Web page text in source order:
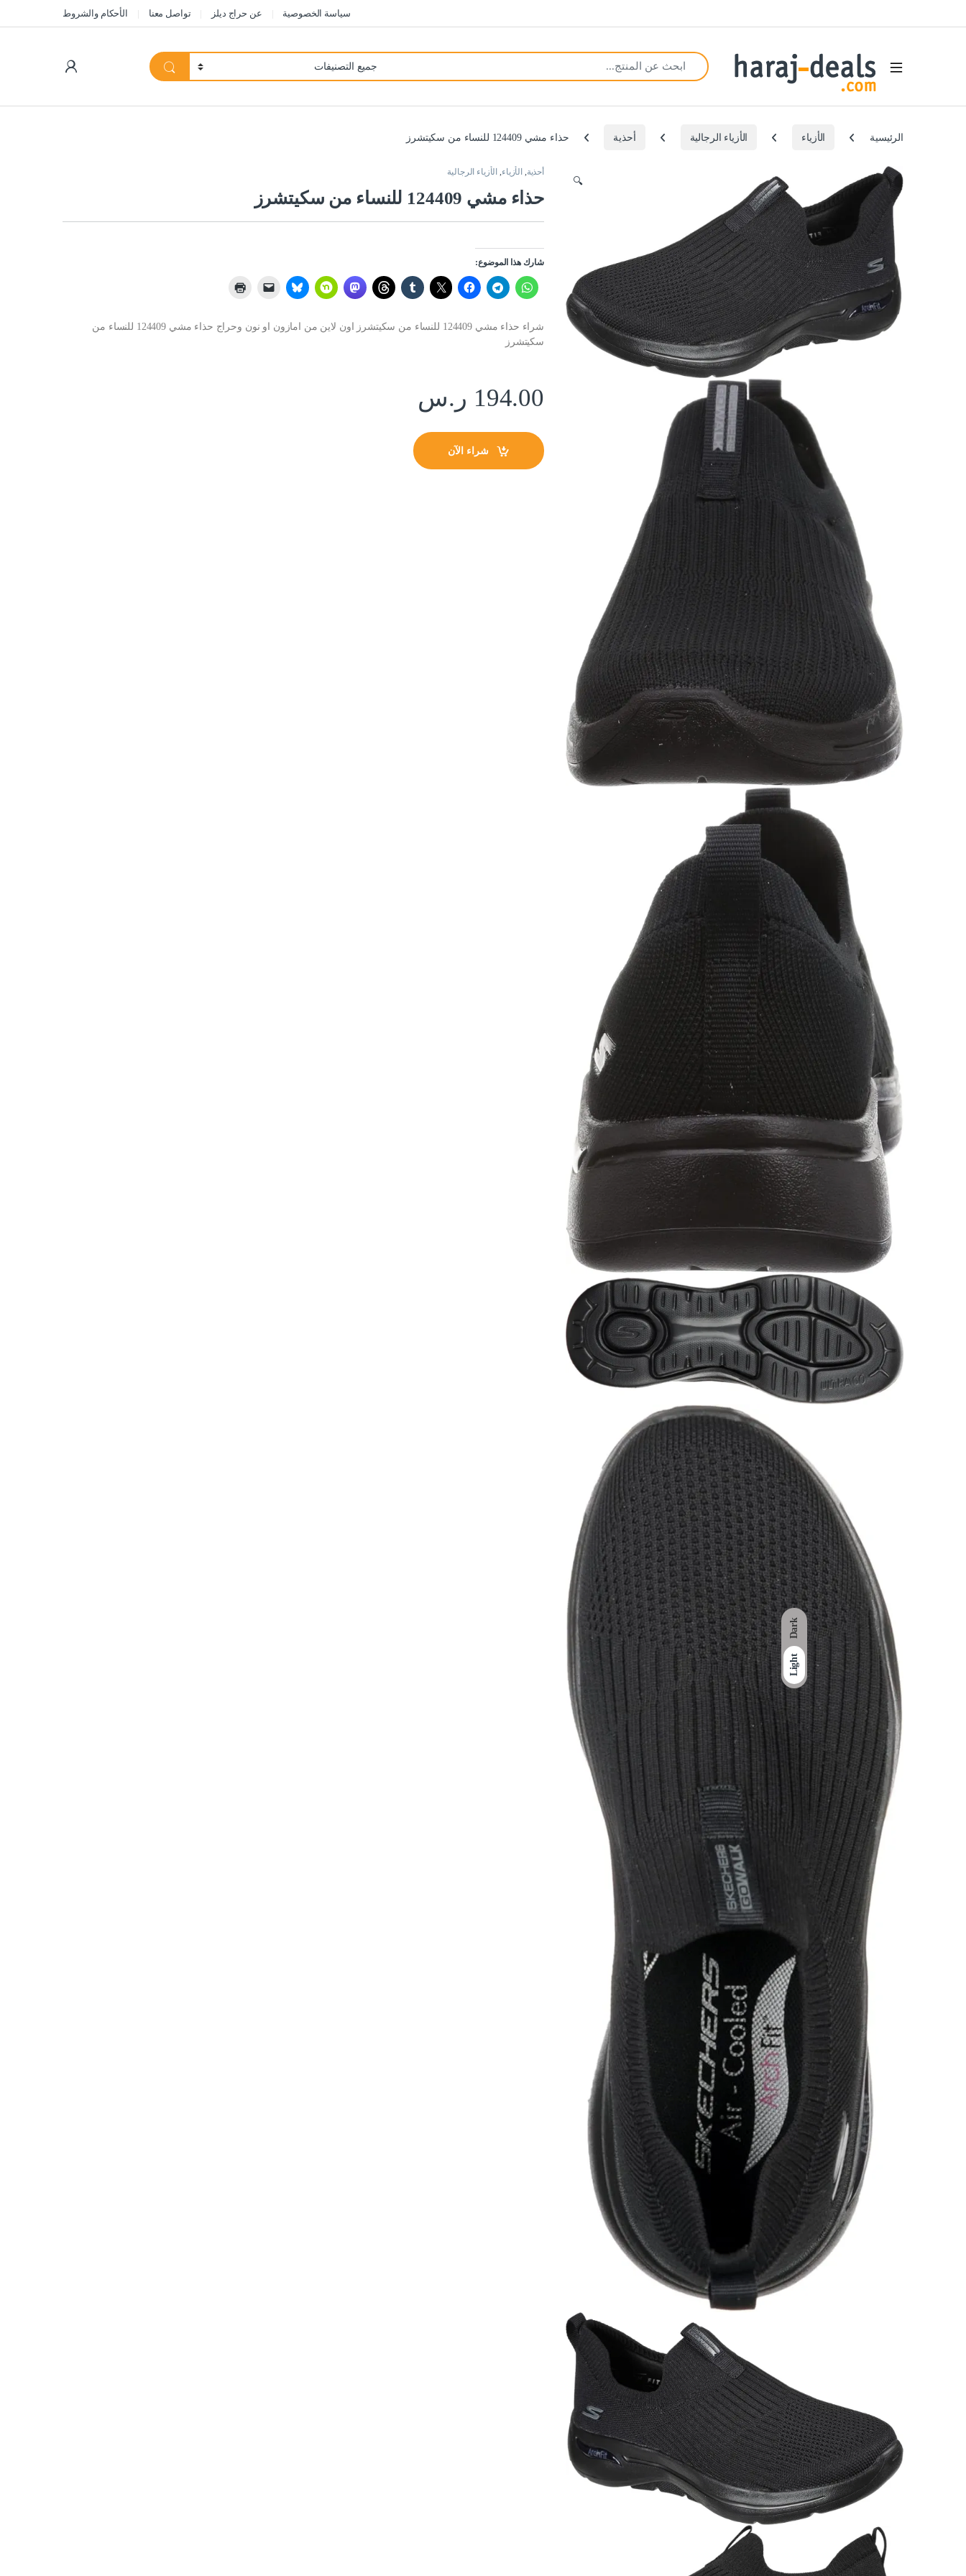
Dark
Light
سياسة الخصوصية عن حراج ديلز تواصل معنا الأحكام والشروط
Open
Search for:
الرئيسية الأزياء الأزياء الرجالية أحذية حذاء مشي 124409 للنساء من سكيتشرز
🔍
أحذية, الأزياء, الأزياء الرجالية
حذاء مشي 124409 للنساء من سكيتشرز
شارك هذا الموضوع:
شراء حذاء مشي 124409 للنساء من سكيتشرز اون لاين من امازون او نون وحراج حذاء مشي 124409 للنساء من
سكيتشرز
194.00 ر.س
شراء الآن